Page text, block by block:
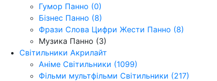
Гумор Панно (0)
Бізнес Панно (8)
Фрази Слова Цифри Жести Панно (8)
Музика Панно (3)
Світильники Акрилайт
Аніме Світильники (1099)
Фільми мультфільми Світильники (217)